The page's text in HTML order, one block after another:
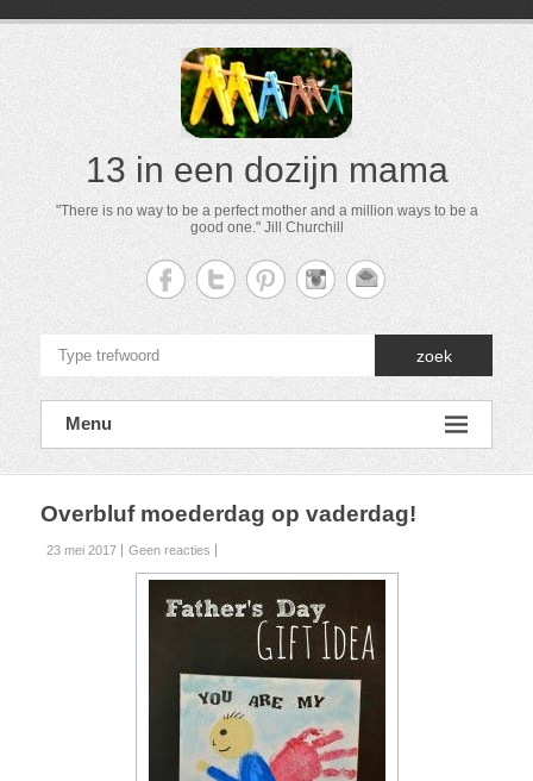
13 in een dozijn mama
"There is no way to be a perfect mother and a million ways to be a
good one." Jill Churchill
zoek
Menu
Overbluf moederdag op vaderdag!
23 mei 2017 Geen reacties